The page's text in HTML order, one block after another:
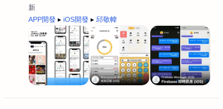
新
APP開發
iOS開發 邱敬幃